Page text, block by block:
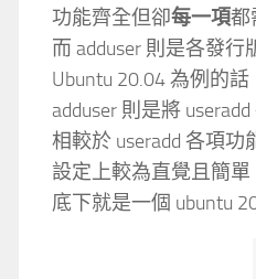
功能齊全但卻每一項都
而 adduser 則是各發行
Ubuntu 20.04 為例的話
adduser 則是將
相較於 useradd 各項
設定上較為直覺且簡單
底下就是一個 ubuntu